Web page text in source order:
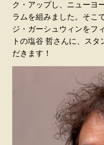
ク・アップし、ニューヨ
ラムを組みました。そこ
ジ・ガーシュウィンをフ
トの塩谷 哲さんに、ス
だきます！